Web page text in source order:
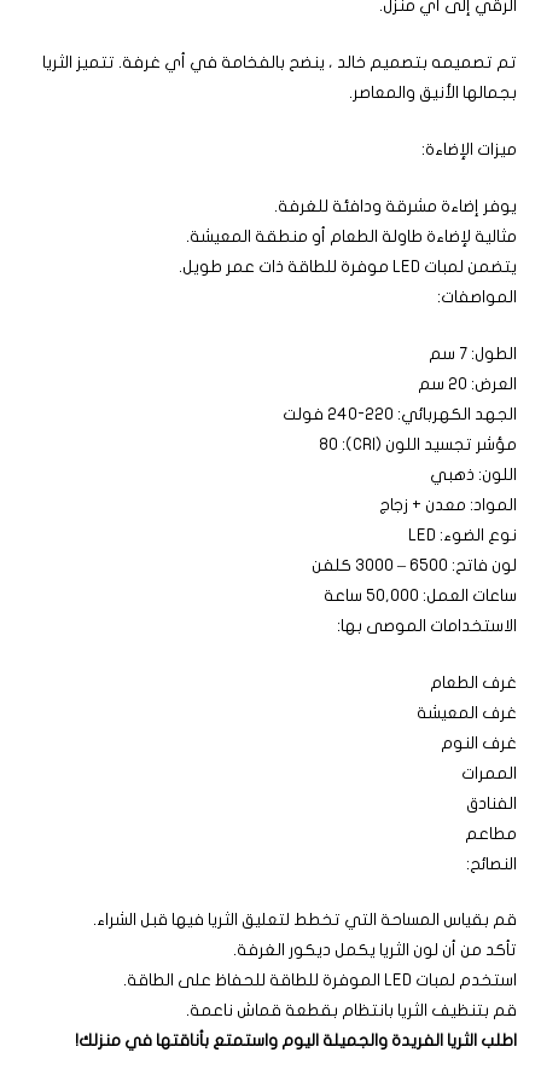
الرقي إلى أي منزل.
تم تصميمه بتصميم خالد ، ينضح بالفخامة في أي غرفة. تتميز الثريا
بجمالها الأنيق والمعاصر.
ميزات الإضاءة:
يوفر إضاءة مشرقة ودافئة للغرفة.
مثالية لإضاءة طاولة الطعام أو منطقة المعيشة.
يتضمن لمبات LED موفرة للطاقة ذات عمر طويل.
المواصفات:
الطول: 7 سم
العرض: 20 سم
الجهد الكهربائي: 220-240 فولت
مؤشر تجسيد اللون (CRI): 80
اللون: ذهبي
المواد: معدن + زجاج
نوع الضوء: LED
لون فاتح: 6500 – 3000 كلفن
ساعات العمل: 50,000 ساعة
الاستخدامات الموصى بها:
غرف الطعام
غرف المعيشة
غرف النوم
الممرات
الفنادق
مطاعم
النصائح:
قم بقياس المساحة التي تخطط لتعليق الثريا فيها قبل الشراء.
تأكد من أن لون الثريا يكمل ديكور الغرفة.
استخدم لمبات LED الموفرة للطاقة للحفاظ على الطاقة.
قم بتنظيف الثريا بانتظام بقطعة قماش ناعمة.
اطلب الثريا الفريدة والجميلة اليوم واستمتع بأناقتها في منزلك!